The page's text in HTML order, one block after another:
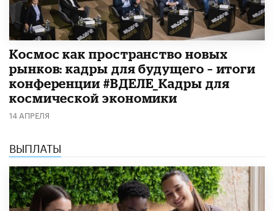
Космос как пространство новых
рынков: кадры для будущего – итоги
конференции #ВДЕЛЕ_Кадры для
космической экономики
14 АПРЕЛЯ
ВЫПЛАТЫ